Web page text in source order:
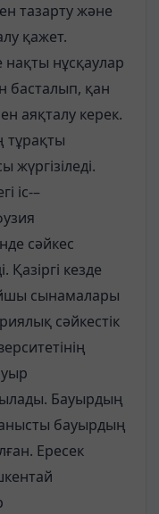
тазарту және
қажет.
нұсқаулар
басталып, қан
аяқталу керек.
тұрақты
іс-–
сәйкес
кезде
сынамалары
сәйкестік
Бауырдың
бауырдың
Ересек